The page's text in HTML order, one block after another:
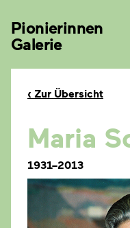
Pionierinnen
Galerie
‹ Zur Übersicht
Maria
1931–2013